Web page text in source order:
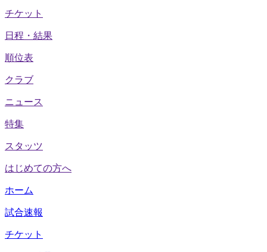
チケット
日程・結果
順位表
クラブ
ニュース
特集
スタッツ
はじめての方へ
ホーム
試合速報
チケット